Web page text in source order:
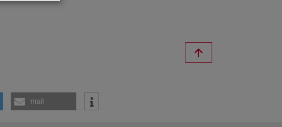
mail